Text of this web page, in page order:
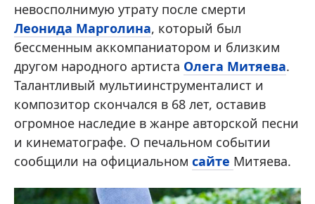
невосполнимую утрату после смерти
Леонида Марголина, который был
бессменным аккомпаниатором и близким
другом народного артиста Олега Митяева.
Талантливый мультиинструменталист и
композитор скончался в 68 лет, оставив
огромное наследие в жанре авторской песни
и кинематографе. О печальном событии
сообщили на официальном сайте Митяева.